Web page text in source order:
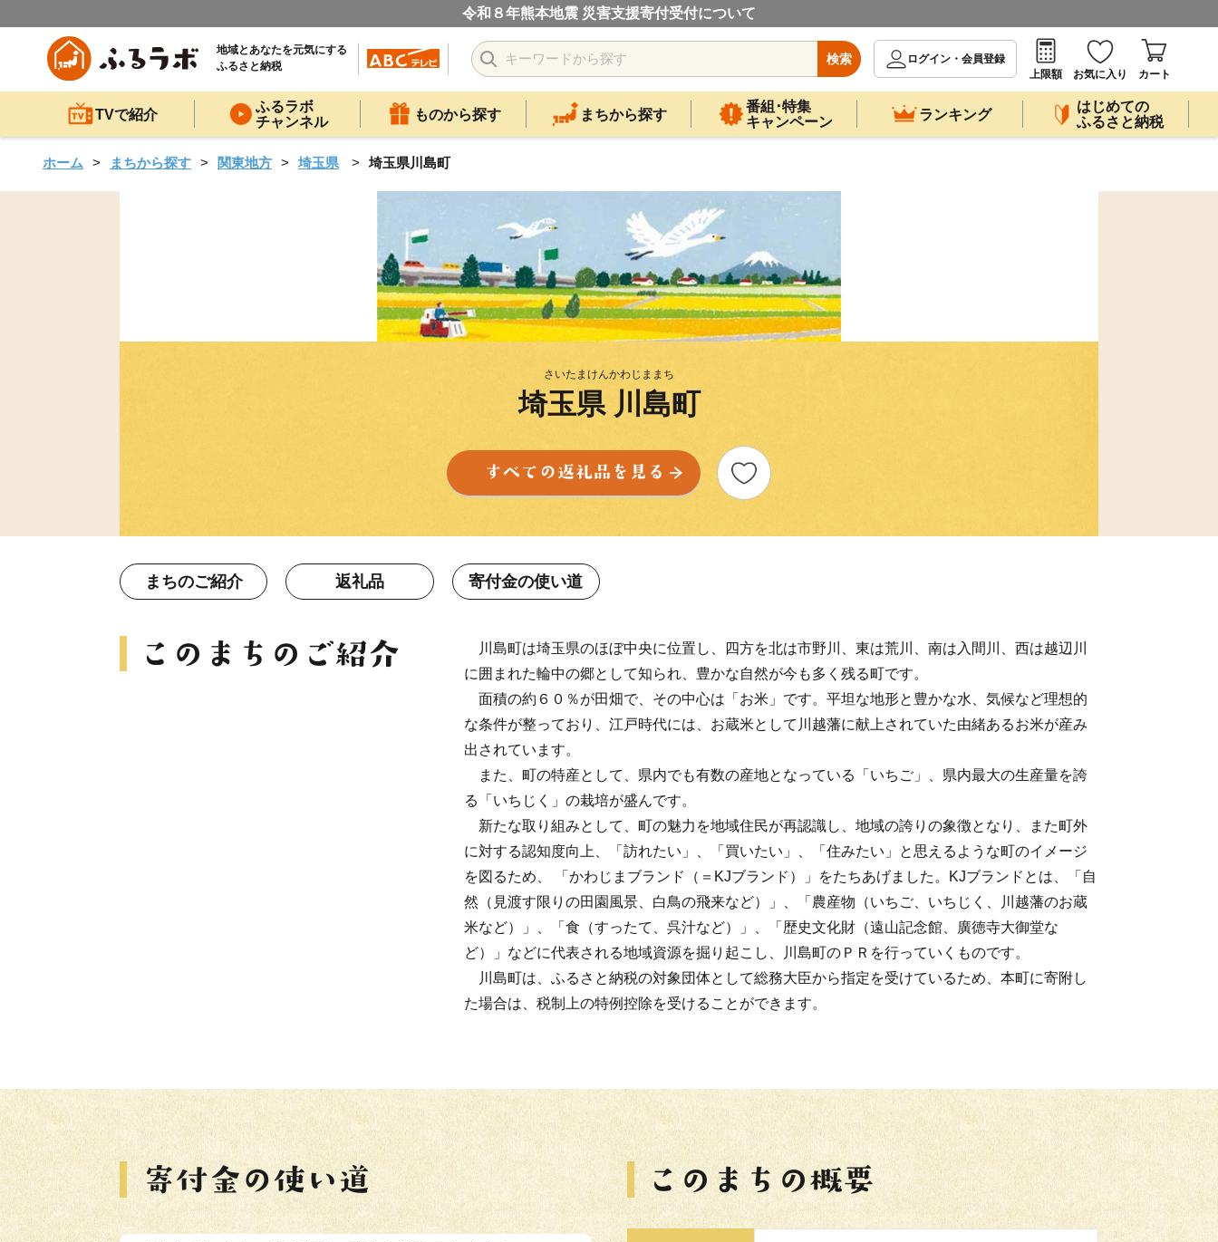
令和８年熊本地震 災害支援寄付受付について
地域とあなたを元気にする
ふるさと納税
検索
ログイン・会員登録
上限額
お気に入り カート
TVで紹介
ふるラボ
チャンネル
ものから探す まちから探す
番組･特集
キャンペーン
ランキング
はじめての
ふるさと納税
ホーム まちから探す 関東地方 埼玉県 埼玉県川島町
さいたまけんかわじままち
埼玉県 川島町
まちのご紹介 返礼品 寄付金の使い道
川島町は埼玉県のほぼ中央に位置し、四方を北は市野川、東は荒川、南は入間川、西は越辺川
に囲まれた輪中の郷として知られ、豊かな自然が今も多く残る町です。
面積の約６０％が田畑で、その中心は「お米」です。平坦な地形と豊かな水、気候など理想的
な条件が整っており、江戸時代には、お蔵米として川越藩に献上されていた由緒あるお米が産み
出されています。
また、町の特産として、県内でも有数の産地となっている「いちご」、県内最大の生産量を誇
る「いちじく」の栽培が盛んです。
新たな取り組みとして、町の魅力を地域住民が再認識し、地域の誇りの象徴となり、また町外
に対する認知度向上、「訪れたい」、「買いたい」、「住みたい」と思えるような町のイメージ
を図るため、 「かわじまブランド（＝KJブランド）」をたちあげました。KJブランドとは、「自
然（見渡す限りの田園風景、白鳥の飛来など）」、「農産物（いちご、いちじく、川越藩のお蔵
米など）」、「食（すったて、呉汁など）」、「歴史文化財（遠山記念館、廣徳寺大御堂な
ど）」などに代表される地域資源を掘り起こし、川島町のＰＲを行っていくものです。
川島町は、ふるさと納税の対象団体として総務大臣から指定を受けているため、本町に寄附し
た場合は、税制上の特例控除を受けることができます。